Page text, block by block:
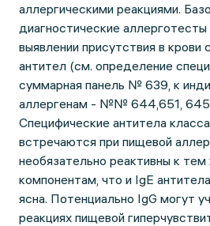
аллергическими реакциями.
диагностические аллерготесты
выявлении присутствия в крови
антител (см. определение
суммарная панель № 639, к
аллергенам - №№ 644,651,
Специфические антитела
встречаются при пищевой
необязательно реактивны к
компонентам, что и IgE
ясна. Потенциально IgG могут
реакциях пищевой